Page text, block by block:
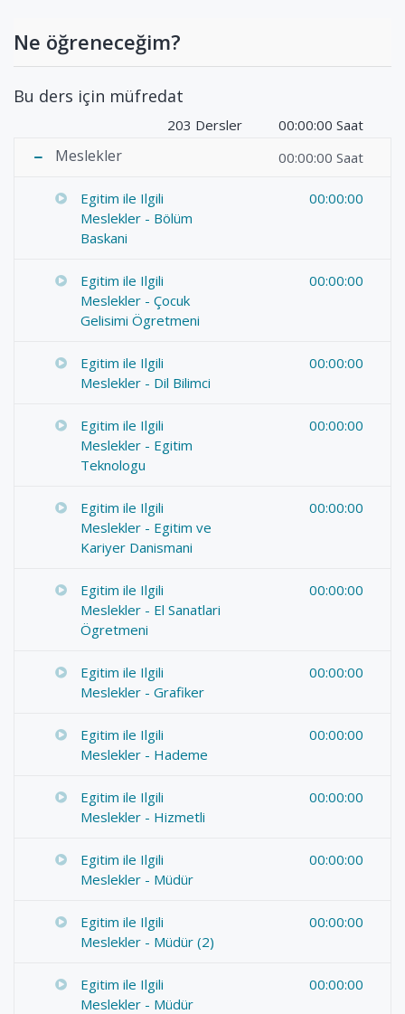
Ne öğreneceğim?
Bu ders için müfredat
203 Dersler 00:00:00 Saat
Meslekler 00:00:00 Saat
Egitim ile Ilgili
Meslekler - Bölüm
Baskani
00:00:00
Egitim ile Ilgili
Meslekler - Çocuk
Gelisimi Ögretmeni
00:00:00
Egitim ile Ilgili
Meslekler - Dil Bilimci
00:00:00
Egitim ile Ilgili
Meslekler - Egitim
Teknologu
00:00:00
Egitim ile Ilgili
Meslekler - Egitim ve
Kariyer Danismani
00:00:00
Egitim ile Ilgili
Meslekler - El Sanatlari
Ögretmeni
00:00:00
Egitim ile Ilgili
Meslekler - Grafiker
00:00:00
Egitim ile Ilgili
Meslekler - Hademe
00:00:00
Egitim ile Ilgili
Meslekler - Hizmetli
00:00:00
Egitim ile Ilgili
Meslekler - Müdür
00:00:00
Egitim ile Ilgili
Meslekler - Müdür (2)
00:00:00
Egitim ile Ilgili
Meslekler - Müdür
00:00:00